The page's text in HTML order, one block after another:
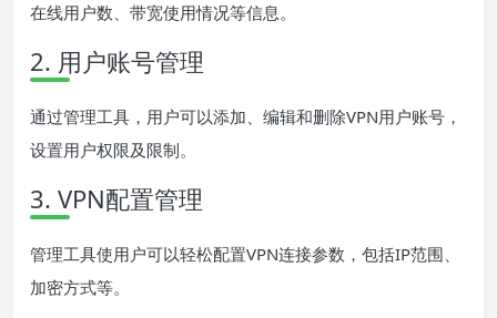
在线用户数、带宽使用情况等信息。
2. 用户账号管理
通过管理工具，用户可以添加、编辑和删除VPN用户账号，
设置用户权限及限制。
3. VPN配置管理
管理工具使用户可以轻松配置VPN连接参数，包括IP范围、
加密方式等。